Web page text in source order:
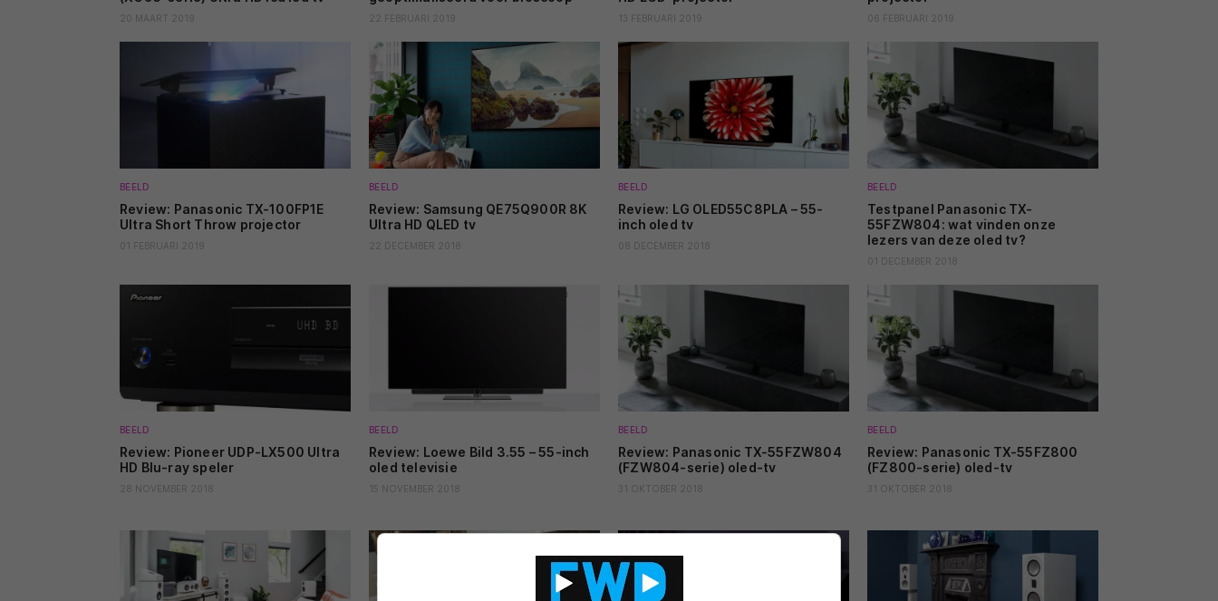
20 MAART 2019 22 FEBRUARI 2019 13 FEBRUARI 2019 06 FEBRUARI 2019
BEELD
Review: Panasonic TX-100FP1E
Ultra Short Throw projector
01 FEBRUARI 2019
BEELD
Review: Samsung QE75Q900R 8K
Ultra HD QLED tv
22 DECEMBER 2018
BEELD
Review: LG OLED55C8PLA – 55-
inch oled tv
08 DECEMBER 2018
BEELD
Testpanel Panasonic TX-
55FZW804: wat vinden onze
lezers van deze oled tv?
01 DECEMBER 2018
BEELD
Review: Pioneer UDP-LX500 Ultra
HD Blu-ray speler
28 NOVEMBER 2018
BEELD
Review: Loewe Bild 3.55 – 55-inch
oled televisie
15 NOVEMBER 2018
BEELD
Review: Panasonic TX-55FZW804
(FZW804-serie) oled-tv
31 OKTOBER 2018
BEELD
Review: Panasonic TX-55FZ800
(FZ800-serie) oled-tv
31 OKTOBER 2018